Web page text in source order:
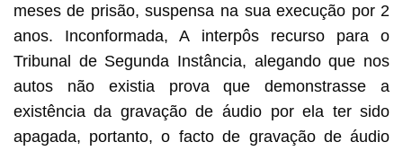
meses de prisão, suspensa na sua execução por 2
anos. Inconformada, A interpôs recurso para o
Tribunal de Segunda Instância, alegando que nos
autos não existia prova que demonstrasse a
existência da gravação de áudio por ela ter sido
apagada, portanto, o facto de gravação de áudio